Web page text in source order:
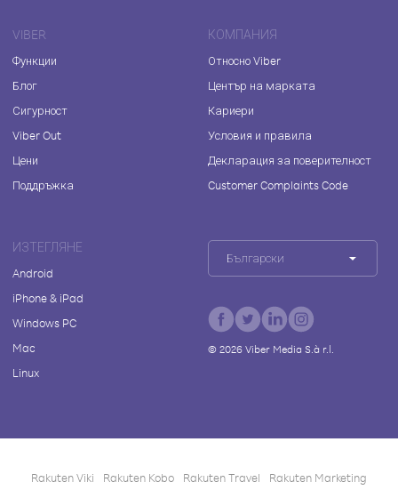
VIBER
Функции
Блог
Сигурност
Viber Out
Цени
Поддръжка
КОМПАНИЯ
Относно Viber
Център на марката
Кариери
Условия и правила
Декларация за поверителност
Customer Complaints Code
ИЗТЕГЛЯНЕ
Android
iPhone & iPad
Windows PC
Mac
Linux
Български
© 2026Viber Media S.à r.l.
Rakuten Viki Rakuten Kobo Rakuten Travel Rakuten Marketing